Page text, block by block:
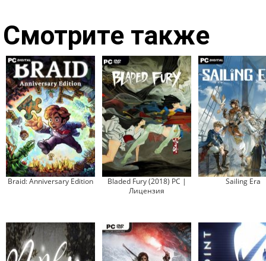
Смотрите также
Braid: Anniversary Edition
Bladed Fury (2018) PC |
Лицензия
Sailing Era